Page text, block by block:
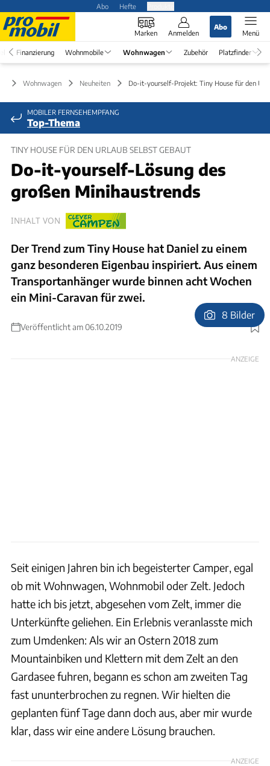
Abo Hefte
Marken Anmelden
Abo
Menü
Finanzierung Wohnmobile Wohnwagen Zubehör Platzfinder
Wohnwagen Neuheiten Do-it-yourself-Projekt: Tiny House für den
MOBILER FERNSEHEMPFANG
Top-Thema
TINY HOUSE FÜR DEN URLAUB SELBST GEBAUT
Do-it-yourself-Lösung des
großen Minihaustrends
INHALT VON
Der Trend zum Tiny House hat Daniel zu einem
ganz besonderen Eigenbau inspiriert. Aus einem
Transportanhänger wurde binnen acht Wochen
ein Mini-Caravan für zwei.
Veröffentlicht am 06.10.2019
Foto: Daniel Schwandt
8 Bilder
ANZEIGE
Seit einigen Jahren bin ich begeisterter Camper, egal
ob mit Wohnwagen, Wohnmobil oder Zelt. Jedoch
hatte ich bis jetzt, abgesehen vom Zelt, immer die
Unterkünfte geliehen. Ein Erlebnis veranlasste mich
zum Umdenken: Als wir an Ostern 2018 zum
Mountainbiken und Klettern mit dem Zelt an den
Gardasee fuhren, begann es schon am zweiten Tag
fast ununterbrochen zu regnen. Wir hielten die
geplanten fünf Tage dann doch aus, aber mir wurde
klar, dass wir eine andere Lösung brauchen.
ANZEIGE